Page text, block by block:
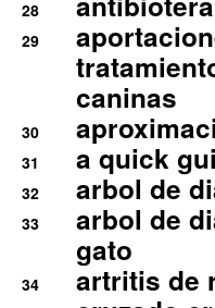
28
29
caninas
30
31 a quick
32 arbol de
33
arbol de
gato
34
artritis de